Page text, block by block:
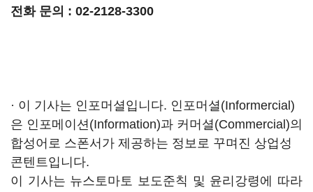
전화 문의 : 02-2128-3300
· 이 기사는 인포머셜입니다. 인포머셜(Informercial)
은 인포메이션(Information)과 커머셜(Commercial)의
합성어로 스폰서가 제공하는 정보로 꾸며진 상업성
콘텐트입니다.
이 기사는 뉴스토마토 보도준칙 및 윤리강령에 따라